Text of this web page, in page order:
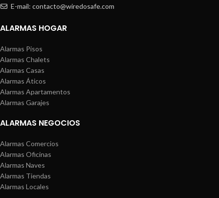
E-mail: contacto@wiredosafe.com
ALARMAS HOGAR
Alarmas Pisos
Alarmas Chalets
Alarmas Casas
Alarmas Áticos
Alarmas Apartamentos
Alarmas Garajes
ALARMAS NEGOCIOS
Alarmas Comercios
Alarmas Oficinas
Alarmas Naves
Alarmas Tiendas
Alarmas Locales